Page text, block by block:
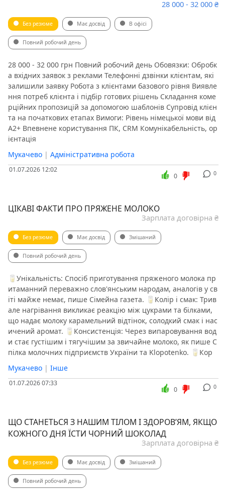
28 000 - 32 000 ₴
Без резюме Має досвід В офісі
Повний робочий день
28 000 - 32 000 грн Повний робочий день Обовязки: Обробк
а вхідних заявок з реклами Телефонні дзвінки клієнтам, які
залишили заявку Робота з клієнтами базового рівня Виявле
ння потреб клієнта і підбір готових рішень Складання коме
рційних пропозицій за допомогою шаблонів Супровід клієн
та на початкових етапах Вимоги: Рівень німецької мови від
A2+ Впевнене користування ПК, CRM Комунікабельність, ор
ієнтація
Мукачево | Адміністративна робота
01.07.2026 12:02 0
0
ЦІКАВІ ФАКТИ ПРО ПРЯЖЕНЕ МОЛОКО
Зарплата договірна ₴
Без резюме Має досвід Змішаний
Повний робочий день
🥛Унікальність: Спосіб приготування пряженого молока пр
итаманний переважно слов'янським народам, аналогів у св
іті майже немає, пише Сімейна газета. 🥛Колір і смак: Трив
але нагрівання викликає реакцію між цукрами та білками,
що надає молоку карамельний відтінок, солодкий смак і нас
ичений аромат. 🥛Консистенція: Через випаровування вод
и стає густішим і тягучішим за звичайне молоко, як пише С
пілка молочних підприємств України та Klopotenko. 🥛Кор
Мукачево | Інше
01.07.2026 07:33 0
0
ЩО СТАНЕТЬСЯ З НАШИМ ТІЛОМ І ЗДОРОВ’ЯМ, ЯКЩО
КОЖНОГО ДНЯ ЇСТИ ЧОРНИЙ ШОКОЛАД
Зарплата договірна ₴
Без резюме Має досвід Змішаний
Повний робочий день